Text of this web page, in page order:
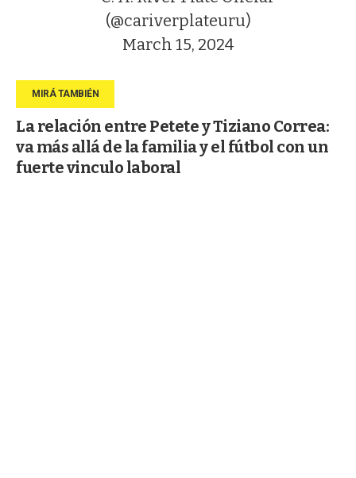
(@cariverplateuru)
March 15, 2024
La relación entre Petete y Tiziano Correa:
va más allá de la familia y el fútbol con un
fuerte vinculo laboral